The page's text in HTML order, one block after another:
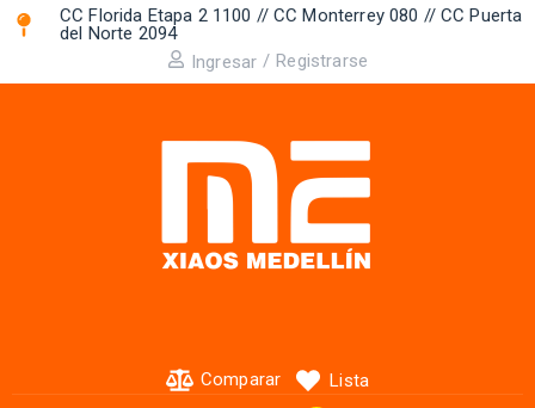
CC Florida Etapa 2 1100 // CC Monterrey 080 // CC Puerta
del Norte 2094 ​
Ingresar / Registrarse
Comparar
Lista